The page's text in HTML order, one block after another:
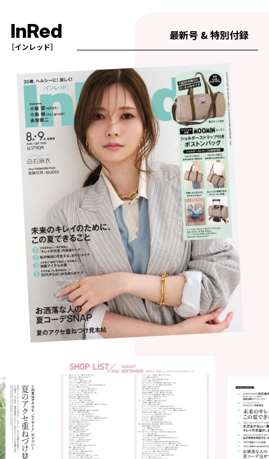
InRed
［インレッド］
最新号 & 特別付録